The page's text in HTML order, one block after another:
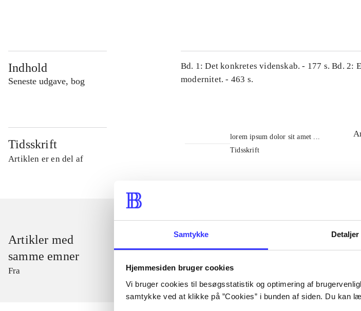
Samtykke Detaljer
Hjemmesiden bruger cookies
Vi bruger cookies til besøgsstatistik og optimering af
samtykke ved at klikke på ”Cookies” i bunden af siden. Du kan
Indhold
Seneste udgave, bog
Bd. 1: Det konkretes videnskab. - 177 s. Bd.
modernitet. - 463 s.
Tidsskrift
Artiklen er en del af
lorem ipsum dolor sit amet ...
Tidsskrift
Artikler med
samme emner
Fra